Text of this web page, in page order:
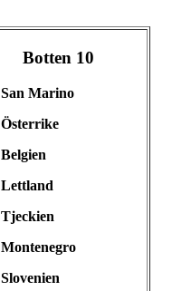
Botten 10
San Marino
Österrike
Belgien
Lettland
Tjeckien
Montenegro
Slovenien